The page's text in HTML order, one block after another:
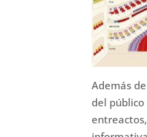
Además
del